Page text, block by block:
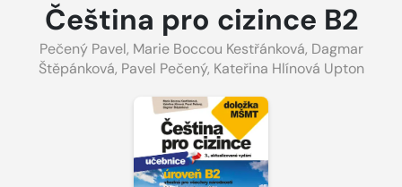
Čeština pro cizince B2
Pečený Pavel, Marie Boccou Kestřánková, Dagmar
Štěpánková, Pavel Pečený, Kateřina Hlínová Upton